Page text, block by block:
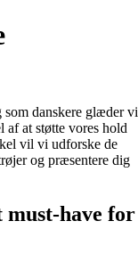
danskere glæder vi
af at støtte vores hold
vil vi udforske de
og præsentere dig
have for